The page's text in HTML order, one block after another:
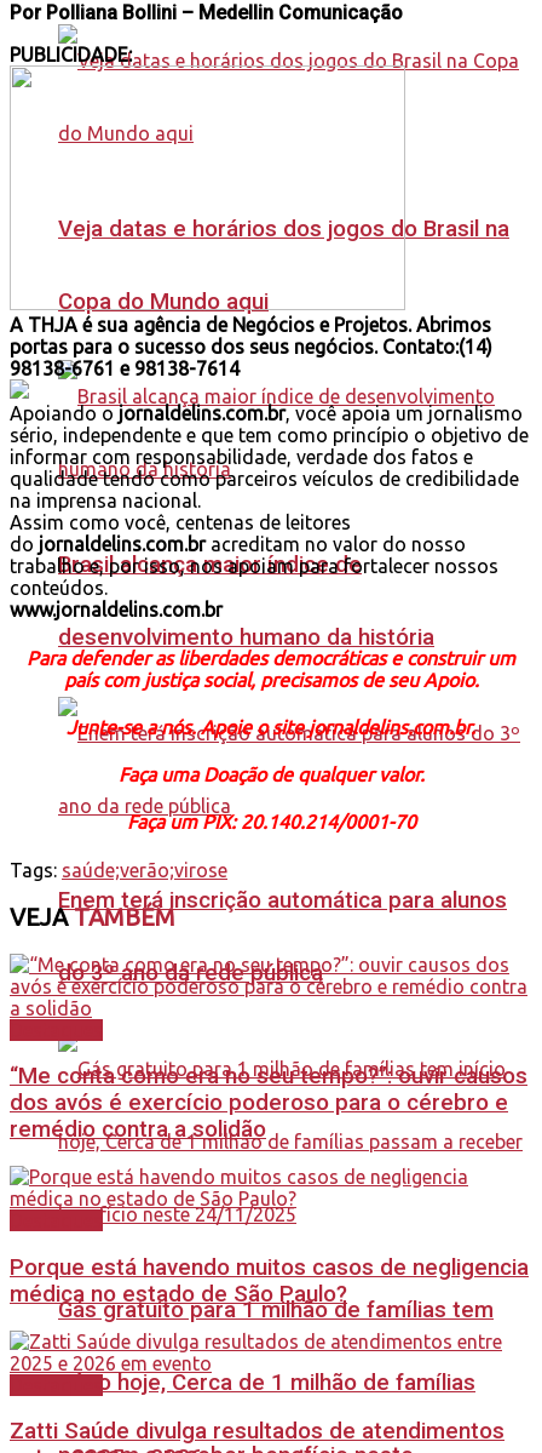
Veja datas e horários dos jogos do Brasil na
Copa do Mundo aqui
Brasil alcança maior índice de
desenvolvimento humano da história
Enem terá inscrição automática para alunos
do 3º ano da rede pública
Gás gratuito para 1 milhão de famílias tem
início hoje, Cerca de 1 milhão de famílias
Por Polliana Bollini – Medellin Comunicação
PUBLICIDADE:
A THJA é sua agência de Negócios e Projetos. Abrimos
portas para o sucesso dos seus negócios. Contato:(14)
98138-6761 e 98138-7614
Apoiando o jornaldelins.com.br, você apoia um jornalismo
sério, independente e que tem como princípio o objetivo de
informar com responsabilidade, verdade dos fatos e
qualidade tendo como parceiros veículos de credibilidade
na imprensa nacional.
Assim como você, centenas de leitores
do jornaldelins.com.bracreditam no valor do nosso
trabalho e, por isso, nos apoiam para fortalecer nossos
conteúdos.
www.jornaldelins.com.br
Para defender as liberdades democráticas e construir um
país com justiça social, precisamos de seu Apoio.
Junte-se a nós. Apoie o site jornaldelins.com.br.
Faça uma Doação de qualquer valor.
Faça um PIX: 20.140.214/0001-70
Tags: saúde;verão;virose
VEJATAMBÉM
“Me conta como era no seu tempo?”: ouvir causos
dos avós é exercício poderoso para o cérebro e
remédio contra a solidão
Porque está havendo muitos casos de negligencia
médica no estado de São Paulo?
Zatti Saúde divulga resultados de atendimentos